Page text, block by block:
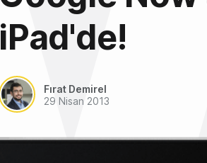
iPad'de!
Fırat Demirel
29 Nisan 2013